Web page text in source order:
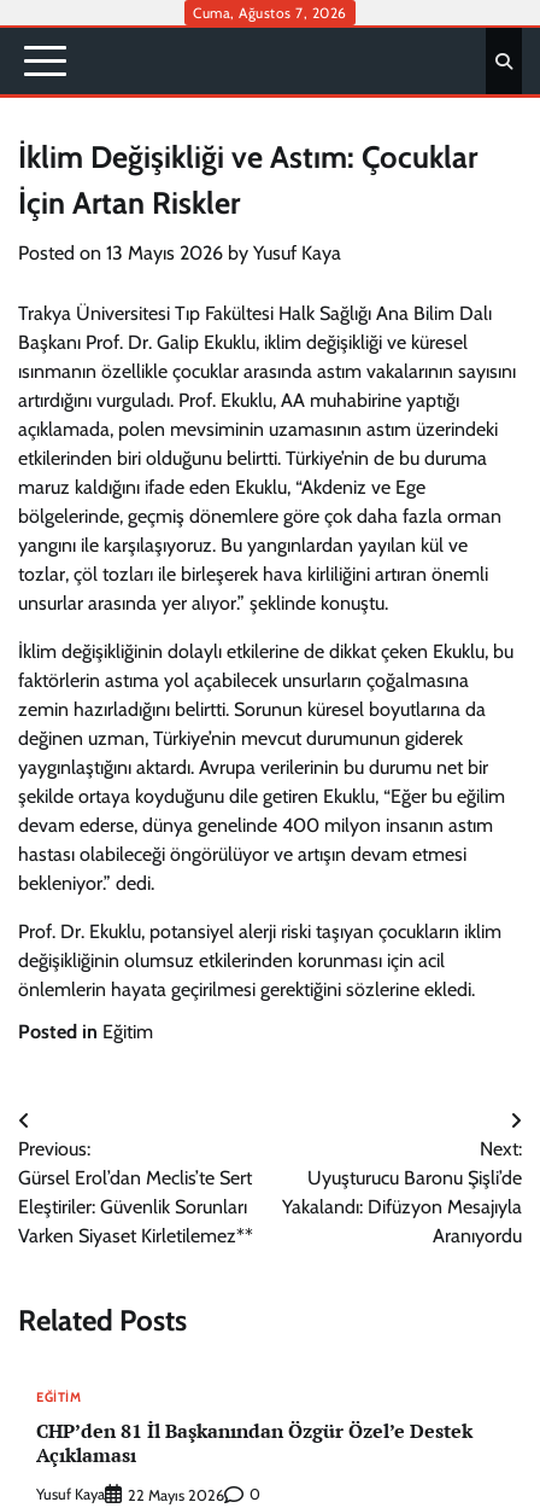
content
Cuma, Ağustos 7, 2026
İklim Değişikliği ve Astım: Çocuklar
İçin Artan Riskler
Posted on 13 Mayıs 2026 by Yusuf Kaya
Trakya Üniversitesi Tıp Fakültesi Halk Sağlığı Ana Bilim Dalı
Başkanı Prof. Dr. Galip Ekuklu, iklim değişikliği ve küresel
ısınmanın özellikle çocuklar arasında astım vakalarının sayısını
artırdığını vurguladı. Prof. Ekuklu, AA muhabirine yaptığı
açıklamada, polen mevsiminin uzamasının astım üzerindeki
etkilerinden biri olduğunu belirtti. Türkiye’nin de bu duruma
maruz kaldığını ifade eden Ekuklu, “Akdeniz ve Ege
bölgelerinde, geçmiş dönemlere göre çok daha fazla orman
yangını ile karşılaşıyoruz. Bu yangınlardan yayılan kül ve
tozlar, çöl tozları ile birleşerek hava kirliliğini artıran önemli
unsurlar arasında yer alıyor.” şeklinde konuştu.
İklim değişikliğinin dolaylı etkilerine de dikkat çeken Ekuklu, bu
faktörlerin astıma yol açabilecek unsurların çoğalmasına
zemin hazırladığını belirtti. Sorunun küresel boyutlarına da
değinen uzman, Türkiye’nin mevcut durumunun giderek
yaygınlaştığını aktardı. Avrupa verilerinin bu durumu net bir
şekilde ortaya koyduğunu dile getiren Ekuklu, “Eğer bu eğilim
devam ederse, dünya genelinde 400 milyon insanın astım
hastası olabileceği öngörülüyor ve artışın devam etmesi
bekleniyor.” dedi.
Prof. Dr. Ekuklu, potansiyel alerji riski taşıyan çocukların iklim
değişikliğinin olumsuz etkilerinden korunması için acil
önlemlerin hayata geçirilmesi gerektiğini sözlerine ekledi.
Posted in Eğitim
Yazı
gezinmesi
Previous:
Gürsel Erol’dan Meclis’te Sert
Eleştiriler: Güvenlik Sorunları
Varken Siyaset Kirletilemez**
Next:
Uyuşturucu Baronu Şişli’de
Yakalandı: Difüzyon Mesajıyla
Aranıyordu
Related Posts
EĞITIM
CHP’den 81 İl Başkanından Özgür Özel’e Destek
Açıklaması
Yusuf Kaya 22 Mayıs 2026 0